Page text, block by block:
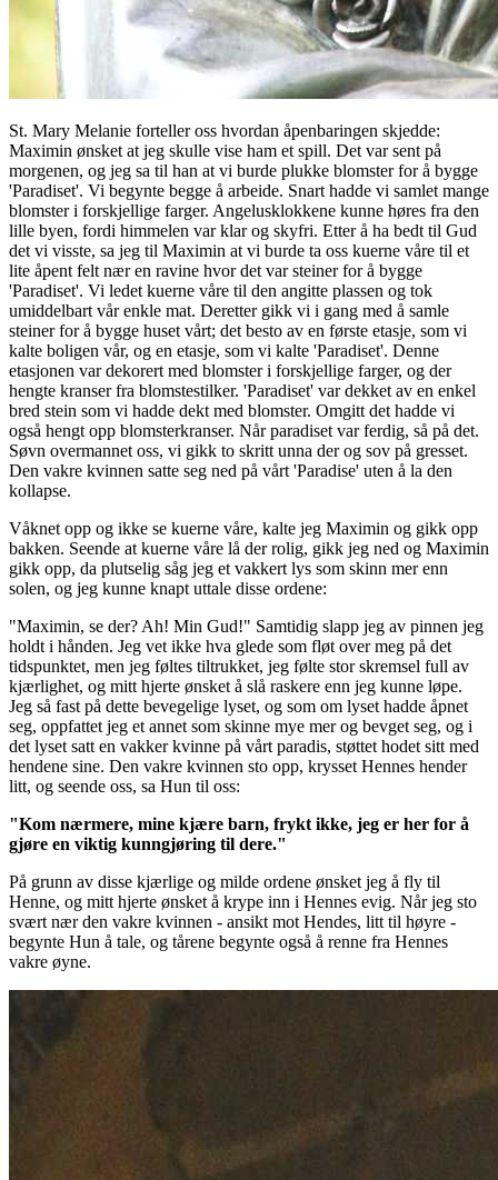
St. Mary Melanie forteller oss hvordan åpenbaringen skjedde:
Maximin ønsket at jeg skulle vise ham et spill. Det var sent på
morgenen, og jeg sa til han at vi burde plukke blomster for å bygge
'Paradiset'. Vi begynte begge å arbeide. Snart hadde vi samlet mange
blomster i forskjellige farger. Angelusklokkene kunne høres fra den
lille byen, fordi himmelen var klar og skyfri. Etter å ha bedt til Gud
det vi visste, sa jeg til Maximin at vi burde ta oss kuerne våre til et
lite åpent felt nær en ravine hvor det var steiner for å bygge
'Paradiset'. Vi ledet kuerne våre til den angitte plassen og tok
umiddelbart vår enkle mat. Deretter gikk vi i gang med å samle
steiner for å bygge huset vårt; det besto av en første etasje, som vi
kalte boligen vår, og en etasje, som vi kalte 'Paradiset'. Denne
etasjonen var dekorert med blomster i forskjellige farger, og der
hengte kranser fra blomstestilker. 'Paradiset' var dekket av en enkel
bred stein som vi hadde dekt med blomster. Omgitt det hadde vi
også hengt opp blomsterkranser. Når paradiset var ferdig, så på det.
Søvn overmannet oss, vi gikk to skritt unna der og sov på gresset.
Den vakre kvinnen satte seg ned på vårt 'Paradise' uten å la den
kollapse.
Våknet opp og ikke se kuerne våre, kalte jeg Maximin og gikk opp
bakken. Seende at kuerne våre lå der rolig, gikk jeg ned og Maximin
gikk opp, da plutselig såg jeg et vakkert lys som skinn mer enn
solen, og jeg kunne knapt uttale disse ordene:
"Maximin, se der? Ah! Min Gud!" Samtidig slapp jeg av pinnen jeg
holdt i hånden. Jeg vet ikke hva glede som fløt over meg på det
tidspunktet, men jeg føltes tiltrukket, jeg følte stor skremsel full av
kjærlighet, og mitt hjerte ønsket å slå raskere enn jeg kunne løpe.
Jeg så fast på dette bevegelige lyset, og som om lyset hadde åpnet
seg, oppfattet jeg et annet som skinne mye mer og bevget seg, og i
det lyset satt en vakker kvinne på vårt paradis, støttet hodet sitt med
hendene sine. Den vakre kvinnen sto opp, krysset Hennes hender
litt, og seende oss, sa Hun til oss:
"Kom nærmere, mine kjære barn, frykt ikke, jeg er her for å
gjøre en viktig kunngjøring til dere."
På grunn av disse kjærlige og milde ordene ønsket jeg å fly til
Henne, og mitt hjerte ønsket å krype inn i Hennes evig. Når jeg sto
svært nær den vakre kvinnen - ansikt mot Hendes, litt til høyre -
begynte Hun å tale, og tårene begynte også å renne fra Hennes
vakre øyne.